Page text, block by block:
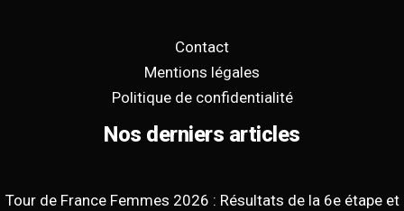
Contact
Mentions légales
Politique de confidentialité
Nos derniers articles
Tour de France Femmes 2026 : Résultats de la 6e étape et